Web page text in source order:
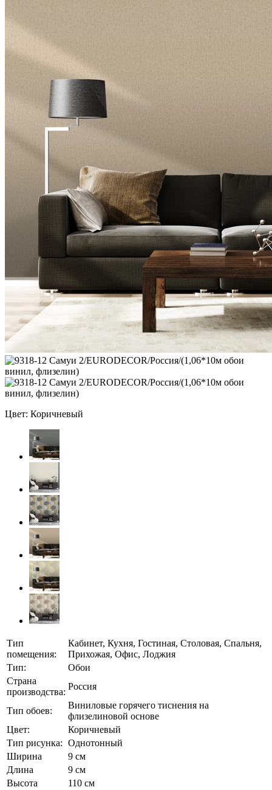
Цвет: Коричневый
Тип
помещения:
Кабинет, Кухня, Гостиная, Столовая, Спальня,
Прихожая, Офис, Лоджия
Тип:
Обои
Страна
производства:
Россия
Тип обоев:
Виниловые горячего тиснения на
флизелиновой основе
Цвет:
Коричневый
Тип рисунка: Однотонный
Ширина
9 см
Длина
9 см
Высота
110 см